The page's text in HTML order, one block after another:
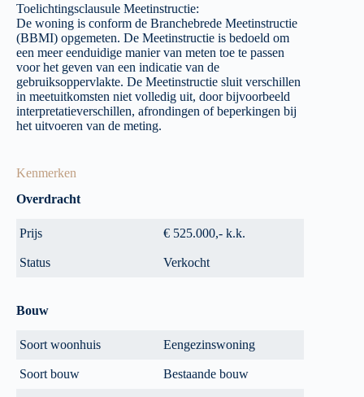
Toelichtingsclausule Meetinstructie:
De woning is conform de Branchebrede Meetinstructie
(BBMI) opgemeten. De Meetinstructie is bedoeld om
een meer eenduidige manier van meten toe te passen
voor het geven van een indicatie van de
gebruiksoppervlakte. De Meetinstructie sluit verschillen
in meetuitkomsten niet volledig uit, door bijvoorbeeld
interpretatieverschillen, afrondingen of beperkingen bij
het uitvoeren van de meting.
Kenmerken
Overdracht
Prijs € 525.000,- k.k.
Status Verkocht
Bouw
Soort woonhuis Eengezinswoning
Soort bouw Bestaande bouw